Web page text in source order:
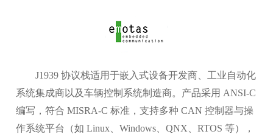
J1939 协议栈适用于嵌入式设备开发商、工业自动化
系统集成商以及车辆控制系统制造商。产品采用 ANSI-C
编写，符合 MISRA-C 标准，支持多种 CAN 控制器与操
作系统平台（如 Linux、Windows、QNX、RTOS 等），